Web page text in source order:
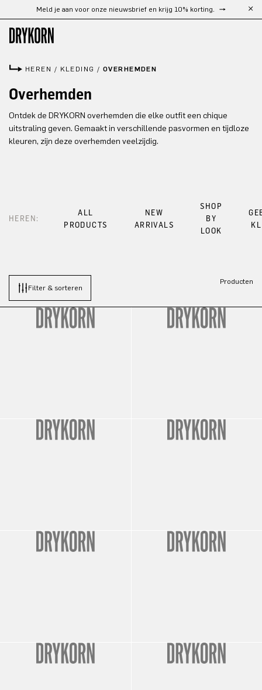
Ga naar de hoofdinhoud
Meld je aan voor onze nieuwsbrief en krijg 10% korting.
HEREN / KLEDING / OVERHEMDEN
Overhemden
Ontdek de DRYKORN overhemden die elke outfit een chique
uitstraling geven. Gemaakt in verschillende pasvormen en tijdloze
kleuren, zijn deze overhemden veelzijdig.
HEREN:
ALL
PRODUCTS
NEW
ARRIVALS
SHOP
BY
LOOK
Filter & sorteren
Producten